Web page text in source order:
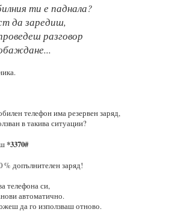
ти е паднала?
да заредиш,
разговор
телефон има резервен заряд,
в такива ситуации?
*3370#
допълнителен заряд!
телефона си,
автоматично.
да го използваш отново.